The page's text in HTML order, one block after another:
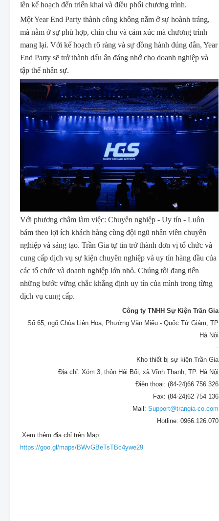
lên kế hoạch đến triển khai và điều phối chương trình.
Một Year End Party thành công không nằm ở sự hoành tráng,
mà nằm ở sự phù hợp, chỉn chu và cảm xúc mà chương trình
mang lại. Với kế hoạch rõ ràng và sự đồng hành đúng đắn, Year
End Party sẽ trở thành dấu ấn đáng nhớ cho doanh nghiệp và
tập thể nhân sự.
Với phương châm làm việc: Chuyên nghiệp - Uy tín - Luôn
bám theo lợi ích khách hàng cùng đội ngũ nhân viên chuyên
nghiệp và sáng tạo. Trần Gia tự tin trở thành đơn vị tổ chức và
cung cấp dịch vụ sự kiện chuyên nghiệp và uy tín hàng đầu của
các tổ chức và doanh nghiệp lớn nhỏ. Chúng tôi đang tiến
những bước vững chắc khẳng định uy tín của mình trong từng
dịch vụ cung cấp.
Công ty TNHH Sự Kiện Trần Gia
Số 65, ngõ Chùa Liên Hoa, Phường Văn Miếu - Quốc Tử Giám, TP
Hà Nội
-
Kho thiết bị sự kiện Trần Gia
Địa chỉ: Xóm 3, thôn Hải Bối, xã Vĩnh Thanh, TP. Hà Nội
Điện thoại: (84-24)66 756 326
Fax: (84-24)62 754 136
Mail: Support@trangia-co.com
Hotline: 0966.126.070
Xem thêm địa chỉ trên Map:
https://goo.gl/maps/BWvGBeTsTBc4ywe29